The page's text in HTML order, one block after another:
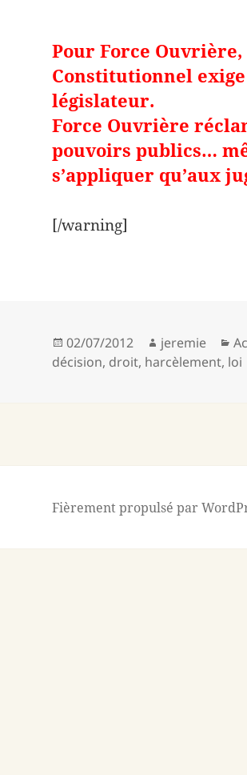
Pour Force
Constitutionnel
législateur.
Force Ouvrière
pouvoirs publics…
s’appliquer qu’aux
[/warning]
Publié
le
02/07/2012 Auteur
jeremie
décision, droit, harcèlement, loi
Fièrement propulsé par